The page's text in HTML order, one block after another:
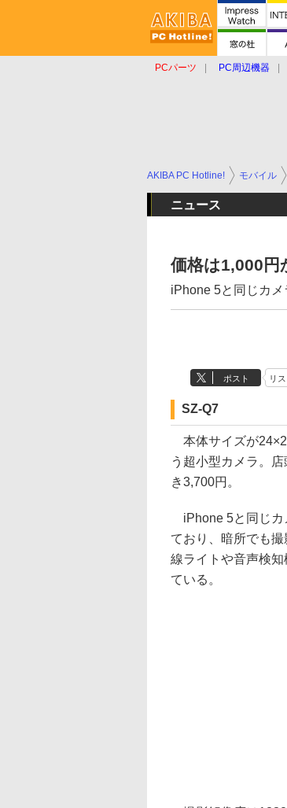
PCパーツ PC周辺機器
AKIBA PC Hotline! モバイル
ニュース
価格は1,000円
iPhone 5と同じカ
ポスト リス
SZ-Q7
本体サイズが
う超小型カメラ。
き3,700円。
iPhone 5と同じカ
ており、暗所でも
線ライトや音声検知
ている。